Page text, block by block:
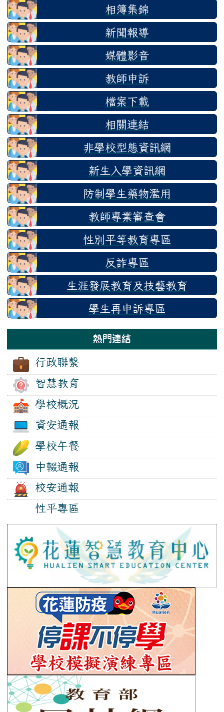
相簿集錦
新聞報導
媒體影音
教師申訴
檔案下載
相關連結
非學校型態資訊網
新生入學資訊網
防制學生藥物濫用
教師專業審查會
性別平等教育專區
反詐專區
生涯發展教育及技藝教育
學生再申訴專區
熱門連結
行政聯繫
智慧教育
學校概況
資安通報
學校午餐
中輟通報
校安通報
性平專區